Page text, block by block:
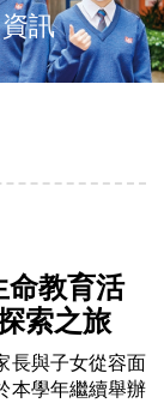
資訊
教育活
索之旅
長與子女從容面
本學年繼續舉辦